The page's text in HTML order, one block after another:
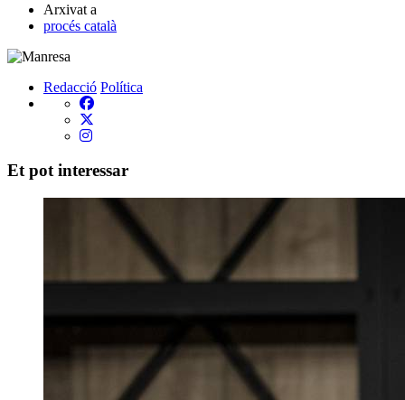
Arxivat a
procés català
Redacció Política
Et pot interessar